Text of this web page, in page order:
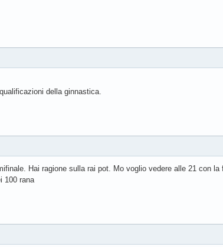
della ginnastica.
Hai ragione sulla rai pot. Mo voglio vedere alle 21 con la
100 rana